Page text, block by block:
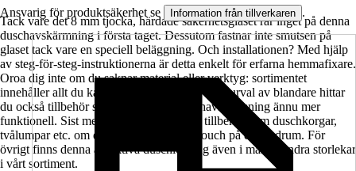
Tack vare det 8 mm tjocka, härdade säkerhetsglaset rår inget på denna
duschavskärmning i första taget. Dessutom fastnar inte smutsen på
glaset tack vare en speciell beläggning. Och installationen? Med hjälp
av steg-för-steg-instruktionerna är detta enkelt för erfarna hemmafixare.
Oroa dig inte om du saknar material eller verktyg: sortimentet
innehåller allt du kan behöva. Utöver ett brett urval av blandare hittar
du också tillbehör som gör din nya duschavskärmning ännu mer
funktionell. Sist men inte minst finns det tillbehör som duschkorgar,
tvålumpar etc. om du vill lägga en sista touch på ditt badrum. För
övrigt finns denna attraktiva duschlösning även i många andra storlekar
i vårt sortiment.
Ansvarig för produktsäkerhet se Information från tillverkaren .